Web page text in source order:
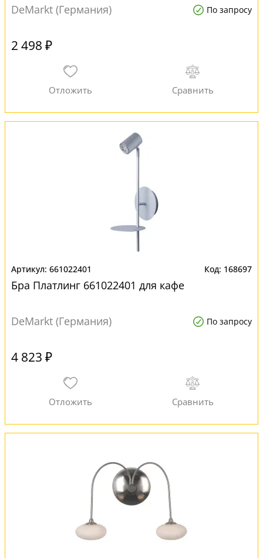
DeMarkt (Германия) По запросу
2 498 ₽
661022401 168697
Бра Платлинг 661022401 для кафе
DeMarkt (Германия) По запросу
4 823 ₽